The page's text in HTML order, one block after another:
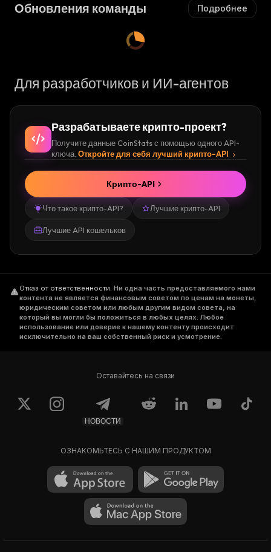
Обновления команды Подробнее
Для разработчиков и ИИ-агентов
Разрабатываете крипто-проект?
Получите данные CoinStats с помощью одного API-
ключа. Откройте для себя лучший крипто-API
Что такое крипто-API? Лучшие крипто-API
Лучшие API кошельков
Крипто-API
Отказ от ответственности. Ни одна часть предоставляемого нами
контента не является финансовым советом по ценам на монеты,
юридическим советом или любым другим видом совета, на
который вы могли бы положиться в любых целях. Любое
использование или доверие к нашему контенту происходит
исключительно на ваш собственный риск и усмотрение.
Оставайтесь на связи
НОВОСТИ
ОЗНАКОМЬТЕСЬ С НАШИМ ПРОДУКТОМ